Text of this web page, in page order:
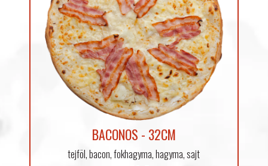
BACONOS - 32CM
tejföl, bacon, fokhagyma, hagyma, sajt